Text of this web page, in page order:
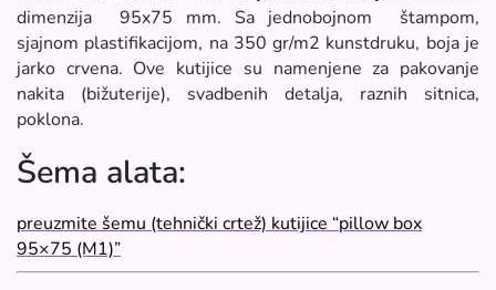
dimenzija 95x75 mm. Sa jednobojnom štampom,
sjajnom plastifikacijom, na 350 gr/m2 kunstdruku, boja je
jarko crvena. Ove kutijice su namenjene za pakovanje
nakita (bižuterije), svadbenih detalja, raznih sitnica,
poklona.
Šema alata:
preuzmite šemu (tehnički crtež) kutijice “pillow box
95×75 (M1)”